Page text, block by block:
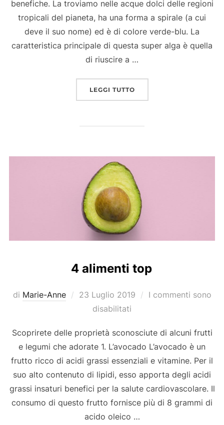
benefiche. La troviamo nelle acque dolci delle regioni
tropicali del pianeta, ha una forma a spirale (a cui
deve il suo nome) ed è di colore verde-blu. La
caratteristica principale di questa super alga è quella
di riuscire a …
LEGGI TUTTO“SPIRULINA, POTENTE
4 alimenti top
di Marie-Anne
Pubblicato
23 Luglio 2019
I commenti sono
disabilitati
Scoprirete delle proprietà sconosciute di alcuni frutti
e legumi che adorate 1. L’avocado L’avocado è un
frutto ricco di acidi grassi essenziali e vitamine. Per il
suo alto contenuto di lipidi, esso apporta degli acidi
grassi insaturi benefici per la salute cardiovascolare. Il
consumo di questo frutto fornisce più di 8 grammi di
acido oleico …